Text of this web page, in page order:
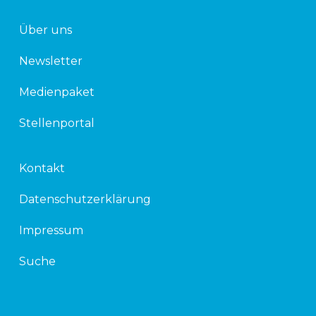
Über uns
Newsletter
Medienpaket
Stellenportal
Kontakt
Datenschutzerklärung
Impressum
Suche